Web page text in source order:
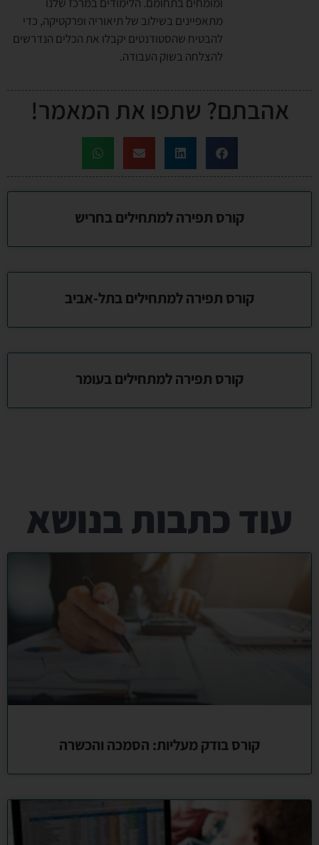
מתאפיינים בשילוב של תיאוריה ופרקטיקה, כדי
להבטיח שהסטודנטים יקבלו את הכלים הנדרשים
להצלחה בשוק העבודה.
אהבתם? שתפו את המאמר!
קורס תפירה למתחילים בחריש
קורס תפירה למתחילים בתל-אביב
קורס תפירה למתחילים בעומר
עוד כתבות בנושא
קורס בודק מעליות: הסמכה והכשרה